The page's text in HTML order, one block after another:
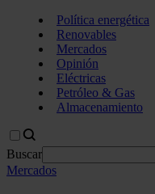
Política energética
Renovables
Mercados
Opinión
Eléctricas
Petróleo & Gas
Almacenamiento
Buscar
Mercados